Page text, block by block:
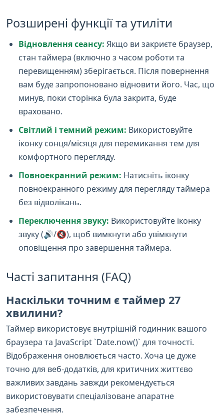
Розширені функції та утиліти
Відновлення сеансу: Якщо ви закриєте браузер,
стан таймера (включно з часом роботи та
перевищенням) зберігається. Після повернення
вам буде запропоновано відновити його. Час, що
минув, поки сторінка була закрита, буде
враховано.
Світлий і темний режим: Використовуйте
іконку сонця/місяця для перемикання тем для
комфортного перегляду.
Повноекранний режим: Натисніть іконку
повноекранного режиму для перегляду таймера
без відволікань.
Переключення звуку: Використовуйте іконку
звуку (🔊/🔇), щоб вимкнути або увімкнути
оповіщення про завершення таймера.
Часті запитання (FAQ)
Наскільки точним є таймер 27
хвилини?
Таймер використовує внутрішній годинник вашого
браузера та JavaScript `Date.now()` для точності.
Відображення оновлюється часто. Хоча це дуже
точно для веб-додатків, для критичних життєво
важливих завдань завжди рекомендується
використовувати спеціалізоване апаратне
забезпечення.